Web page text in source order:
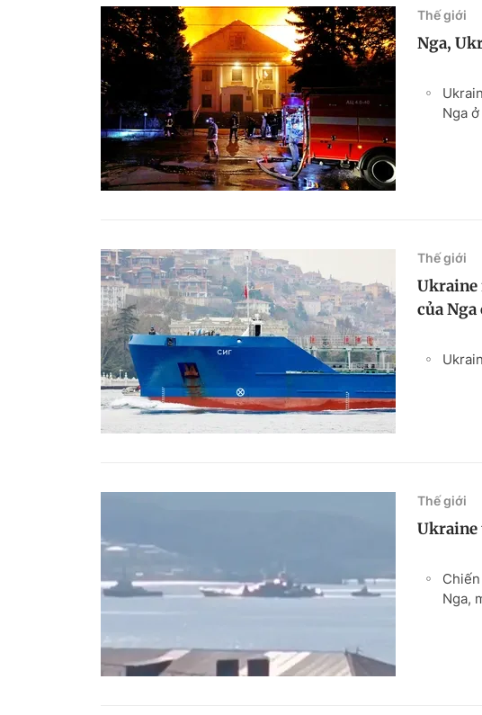
Thế giới
Nga,
Nga
Thế giới
Ukraine
của
Thế giới
Ukraine
Nga,